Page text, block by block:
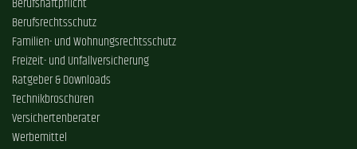
Berufshaftpflicht
Berufsrechtsschutz
Familien- und Wohnungsrechtsschutz
Freizeit- und Unfallversicherung
Ratgeber & Downloads
Technikbroschüren
Versichertenberater
Werbemittel